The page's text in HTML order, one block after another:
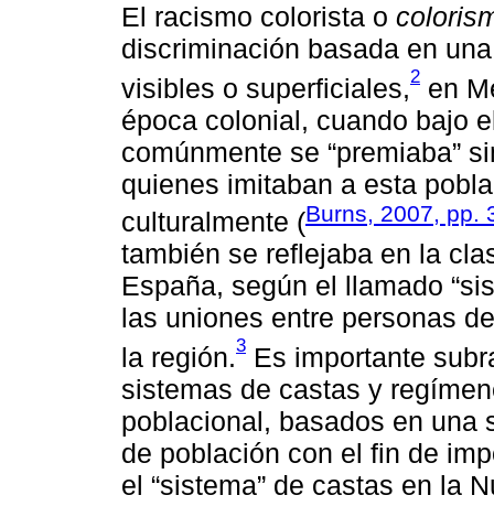
El racismo colorista o
discriminación basada en
visibles o superficiales,2 en
época colonial, cuando bajo
comúnmente se “premiaba”
quienes imitaban a esta
culturalmente (Burns, 2007, pp.
también se reflejaba en la
España, según el llamado
las uniones entre personas
la región.3 Es importante
sistemas de castas y
poblacional, basados en una
de población con el fin de
el “sistema” de castas en la